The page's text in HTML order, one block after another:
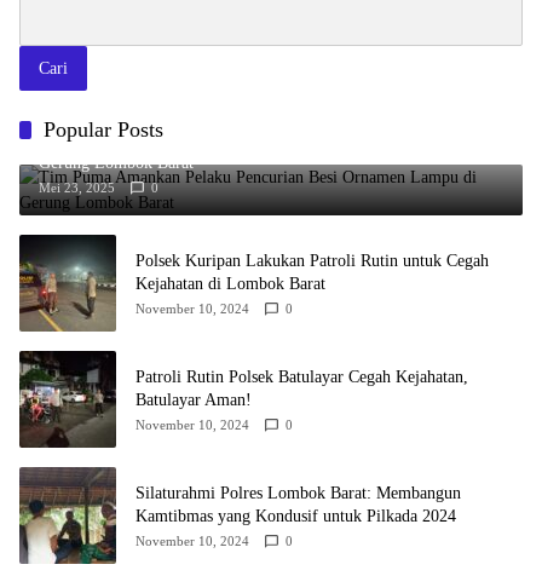
Cari
Popular Posts
Tim Puma Amankan Pelaku Pencurian Besi Ornamen Lampu di
Gerung Lombok Barat
Mei 23, 2025 0
Polsek Kuripan Lakukan Patroli Rutin untuk Cegah
Kejahatan di Lombok Barat
November 10, 2024 0
Patroli Rutin Polsek Batulayar Cegah Kejahatan,
Batulayar Aman!
November 10, 2024 0
Silaturahmi Polres Lombok Barat: Membangun
Kamtibmas yang Kondusif untuk Pilkada 2024
November 10, 2024 0